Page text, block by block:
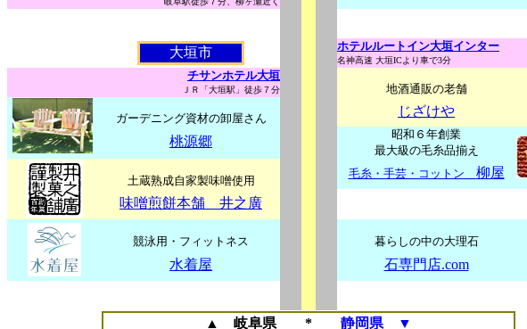
大垣市 ホテルルートイン大垣インター
名神高速 大垣ICより車で3分
チサンホテル大垣
ＪＲ「大垣駅」徒歩７分 地酒通販の老舗
ガーデニング資材の卸屋さん
じざけや
桃源郷
昭和６年創業
最大級の毛糸品揃え
土蔵熟成自家製味噌使用
毛糸・手芸・コットン 柳屋
味噌煎餅本舗 井之廣
競泳用・フィットネス 暮らしの中の大理石
水着屋 石専門店.com
▲ 岐阜県 * 静岡県 ▼